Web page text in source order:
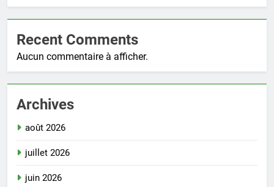
Recent Comments
Aucun commentaire à afficher.
Archives
août 2026
juillet 2026
juin 2026